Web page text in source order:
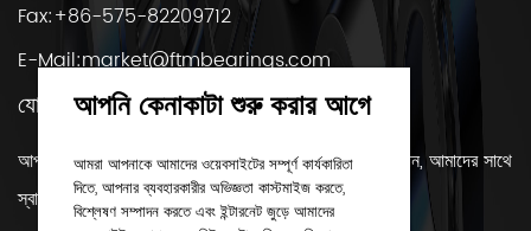
Fax:+86-575-82209712
E-Mail:market@ftmbearings.com
যোগাযোগ করুন
আপনার যদি কোন প্রশ্ন থাকে বা বিয়ারিং সম্পর্কে আরও জানতে চান, আমাদের সাথে
স্বাচ্ছন্দ্যে যোগাযোগ করুন!
আপনি কেনাকাটা শুরু করার আগে
আমরা আপনাকে আমাদের ওয়েবসাইটের সম্পূর্ণ কার্যকারিতা
দিতে, আপনার ব্যবহারকারীর অভিজ্ঞতা কাস্টমাইজ করতে,
বিশ্লেষণ সম্পাদন করতে এবং ইন্টারনেট জুড়ে আমাদের